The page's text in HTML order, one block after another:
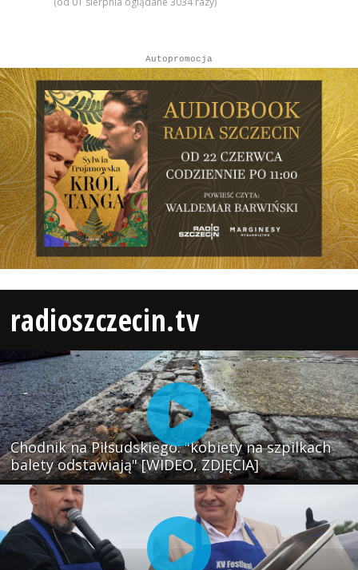
Autopromocja
radioszczecin.tv
Chodnik na Piłsudskiego: "kobiety na szpilkach
balety odstawiają" [WIDEO, ZDJĘCIA]